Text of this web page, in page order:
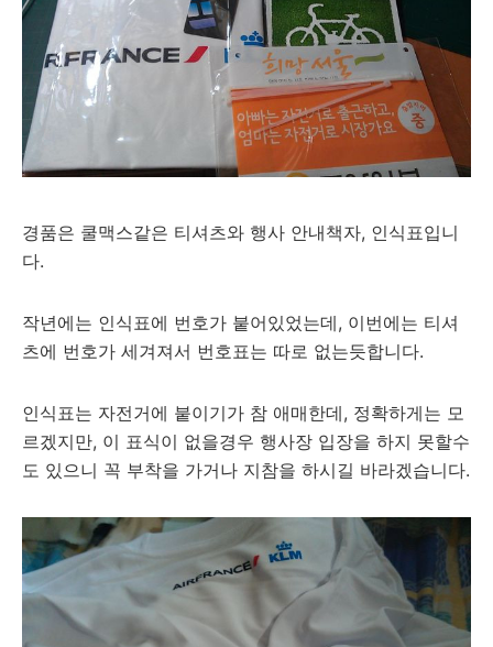
경품은 쿨맥스같은 티셔츠와 행사 안내책자, 인식표입니
다.
작년에는 인식표에 번호가 붙어있었는데, 이번에는 티셔
츠에 번호가 세겨져서 번호표는 따로 없는듯합니다.
인식표는 자전거에 붙이기가 참 애매한데, 정확하게는 모
르겠지만, 이 표식이 없을경우 행사장 입장을 하지 못할수
도 있으니 꼭 부착을 가거나 지참을 하시길 바라겠습니다.